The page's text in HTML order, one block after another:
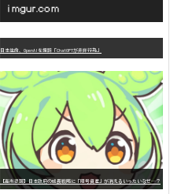
日本生命、OpenAIを提訴「ChatGPTが非弁行為」
【高市悲報】日本政府の成長戦略に「暗号資産」が消えるいったいなぜ…？